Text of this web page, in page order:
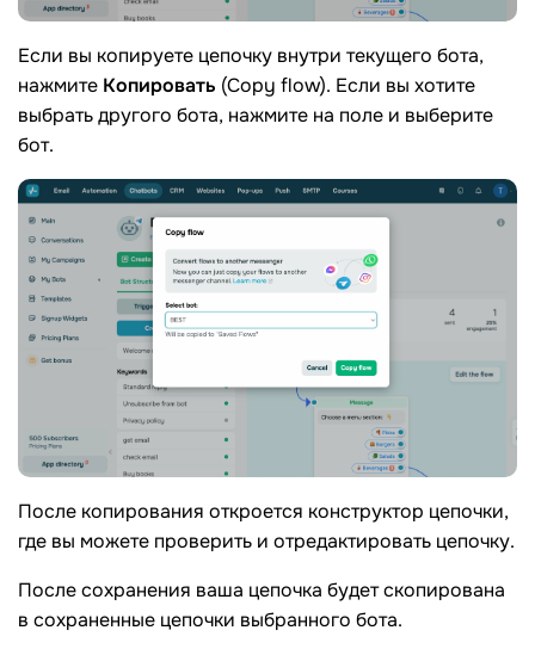
Если вы копируете цепочку внутри текущего бота,
нажмите Копировать (Copy flow). Если вы хотите
выбрать другого бота, нажмите на поле и выберите
бот.
После копирования откроется конструктор цепочки,
где вы можете проверить и отредактировать цепочку.
После сохранения ваша цепочка будет скопирована
в сохраненные цепочки выбранного бота.